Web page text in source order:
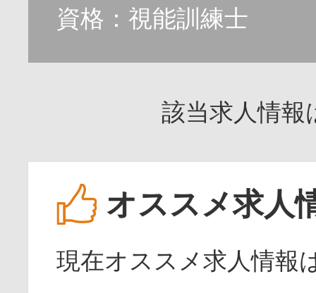
資格：視能訓練士
該当求人情
オススメ求人
現在オススメ求人情報